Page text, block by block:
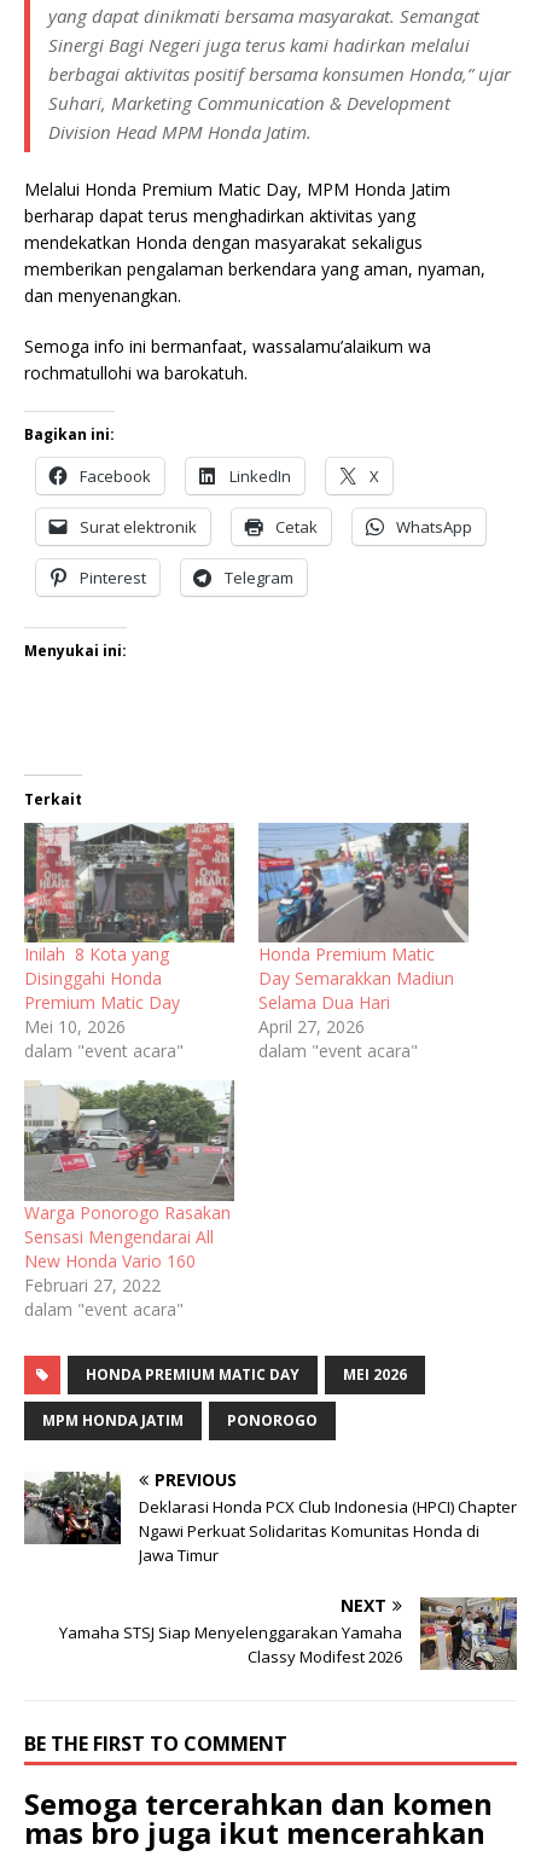
yang dapat dinikmati bersama masyarakat. Semangat
Sinergi Bagi Negeri juga terus kami hadirkan melalui
berbagai aktivitas positif bersama konsumen Honda,” ujar
Suhari, Marketing Communication & Development
Division Head MPM Honda Jatim.
Melalui Honda Premium Matic Day, MPM Honda Jatim
berharap dapat terus menghadirkan aktivitas yang
mendekatkan Honda dengan masyarakat sekaligus
memberikan pengalaman berkendara yang aman, nyaman,
dan menyenangkan.
Semoga info ini bermanfaat, wassalamu’alaikum wa
rochmatullohi wa barokatuh.
Bagikan ini:
Facebook LinkedIn X
Surat elektronik Cetak WhatsApp
Pinterest Telegram
Menyukai ini:
Terkait
Inilah 8 Kota yang
Disinggahi Honda
Premium Matic Day
Mei 10, 2026
dalam "event acara"
Honda Premium Matic
Day Semarakkan Madiun
Selama Dua Hari
April 27, 2026
dalam "event acara"
Warga Ponorogo Rasakan
Sensasi Mengendarai All
New Honda Vario 160
Februari 27, 2022
dalam "event acara"
HONDA PREMIUM MATIC DAY MEI 2026
MPM HONDA JATIM PONOROGO
PREVIOUS
Deklarasi Honda PCX Club Indonesia (HPCI) Chapter
Ngawi Perkuat Solidaritas Komunitas Honda di
Jawa Timur
NEXT
Yamaha STSJ Siap Menyelenggarakan Yamaha
Classy Modifest 2026
BE THE FIRST TO COMMENT
Semoga tercerahkan dan komen
mas bro juga ikut mencerahkan